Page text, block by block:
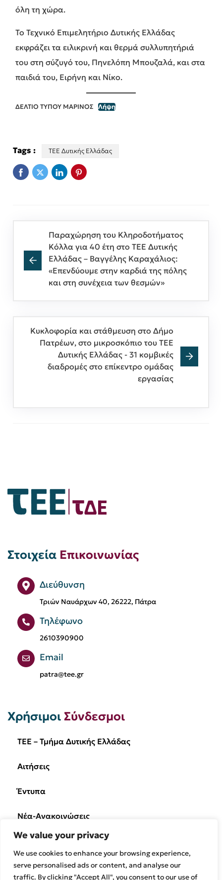
We value your privacy
We use cookies to enhance your browsing experience,
serve personalised ads or content, and analyse our
traffic. By clicking "Accept All", you consent to our use of
όλη τη χώρα.
Το Τεχνικό Επιμελητήριο Δυτικής Ελλάδας
εκφράζει τα ειλικρινή και θερμά συλλυπητήριά
του στη σύζυγό του, Πηνελόπη Μπουζαλά, και στα
παιδιά του, Ειρήνη και Νίκο.
ΔΕΛΤΙΟ ΤΥΠΟΥ ΜΑΡΙΝΟΣ Λήψη
Tags : ΤΕΕ Δυτικής Ελλάδας
Παραχώρηση του Κληροδοτήματος
Κόλλα για 40 έτη στο ΤΕΕ Δυτικής
Ελλάδας – Βαγγέλης Καραχάλιος:
«Επενδύουμε στην καρδιά της πόλης
και στη συνέχεια των θεσμών»
Κυκλοφορία και στάθμευση στο Δήμο
Πατρέων, στο μικροσκόπιο του ΤΕΕ
Δυτικής Ελλάδας - 31 κομβικές
διαδρομές στο επίκεντρο ομάδας
εργασίας
Στοιχεία Επικοινωνίας
Διεύθυνση
Τριών Ναυάρχων 40, 26222, Πάτρα
Τηλέφωνο
2610390900
Email
patra@tee.gr
Χρήσιμοι Σύνδεσμοι
TEE – Τμήμα Δυτικής Ελλάδας
Αιτήσεις
Έντυπα
Νέα-Ανακοινώσεις
Ημερίδες/Εκδηλώσεις
Επικοινωνία